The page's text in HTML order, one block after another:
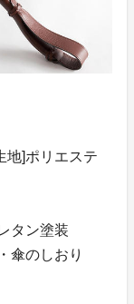
]ポリエステ
タン塗装
傘のしおり